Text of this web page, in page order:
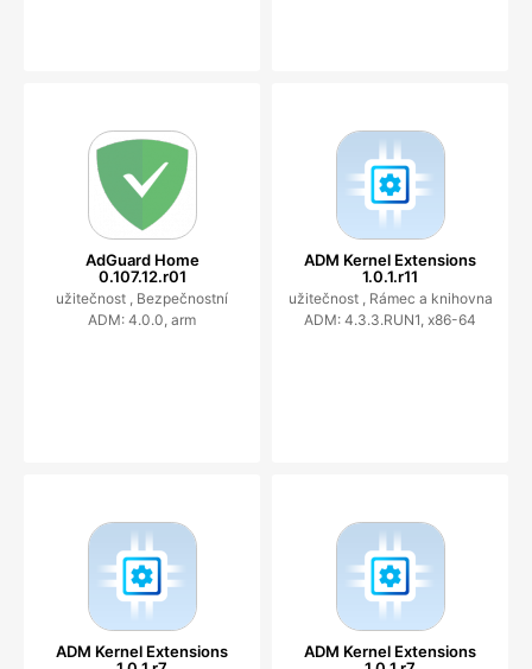
AdGuard Home
0.107.12.r01
užitečnost , Bezpečnostní
ADM: 4.0.0, arm
ADM Kernel Extensions
1.0.1.r11
užitečnost , Rámec a knihovna
ADM: 4.3.3.RUN1, x86-64
ADM Kernel Extensions
ADM Kernel Extensions